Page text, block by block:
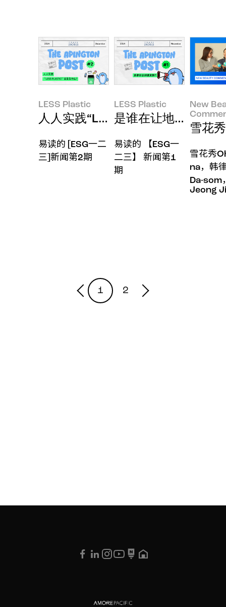
LESS Plastic
人人实践“LESS PLASTIC!”会怎样
易读的 [ESG一二
三]新闻第2期
LESS Plastic
是谁在让地球发烧
易读的 【ESG一
二三】 新闻第1
期
New
雪花
雪花秀
na，韩
Da-som
Jeong
1 2